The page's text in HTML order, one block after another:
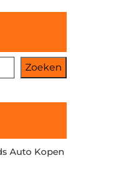
Zoeken
Auto Kopen